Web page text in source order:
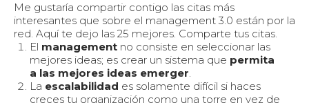
Me gustaría compartir contigo las citas más
interesantes que sobre el management 3.0 están por la
red. Aquí te dejo las 25 mejores. Comparte tus citas.
El management no consiste en seleccionar las
mejores ideas; es crear un sistema que permita
a las mejores ideas emerger.
La escalabilidad es solamente difícil si haces
creces tu organización como una torre en vez de